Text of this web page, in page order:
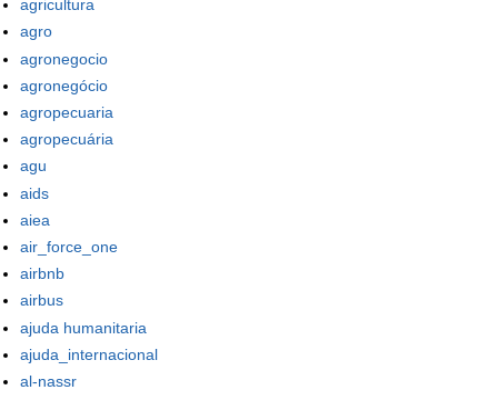
agricultura
agro
agronegocio
agronegócio
agropecuaria
agropecuária
agu
aids
aiea
air_force_one
airbnb
airbus
ajuda humanitaria
ajuda_internacional
al-nassr